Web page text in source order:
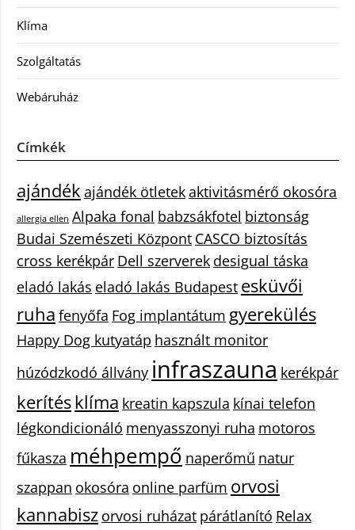
Klíma
Szolgáltatás
Webáruház
Címkék
ajándékajándék ötletekaktivitásmérő okosóra
allergia ellen Alpaka fonal babzsákfotel biztonság
Budai Szemészeti Központ CASCO biztosítás
cross kerékpár Dell szerverek desigual táska
eladó lakás eladó lakás Budapest esküvői
ruha fenyőfa Fog implantátum gyerekülés
Happy Dog kutyatáp használt monitor
húzódzkodó állvány infraszauna kerékpár
kerítésklíma kreatin kapszula kínai telefon
légkondicionáló menyasszonyi ruha motoros
fűkasza méhpempő naperőmű natur
szappan okosóra online parfüm orvosi
kannabisz orvosi ruházat párátlanító Relax